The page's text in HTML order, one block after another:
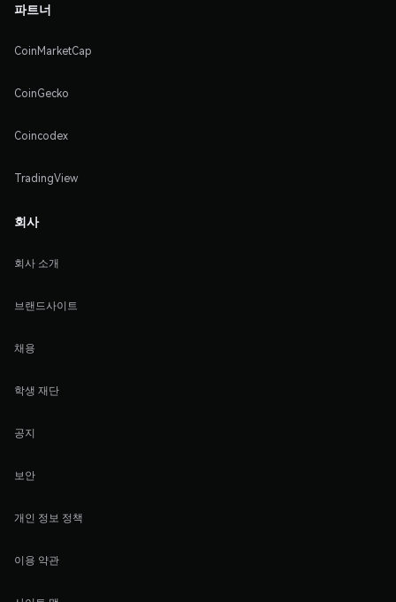
파트너
CoinMarketCap
CoinGecko
Coincodex
TradingView
회사
회사 소개
브랜드사이트
채용
학생 재단
공지
보안
개인 정보 정책
이용 약관